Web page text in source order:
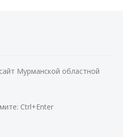
Мурманской областной
Ctrl+Enter